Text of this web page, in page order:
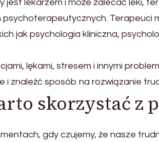
jest lekarzem i może zalecać leki,
Terapeuci
jak psychologia kliniczna,
lękami, stresem i innymi
i znaleźć sposób na rozwiązanie
skorzystać z
gdy czujemy, że nasze